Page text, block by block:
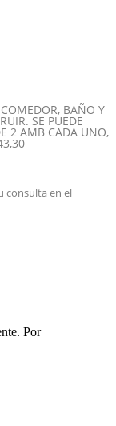
BAÑO Y
SE PUEDE
2 AMB CADA UNO,
consulta en el